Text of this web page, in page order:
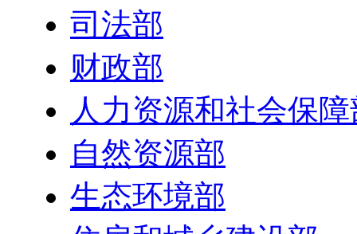
司法部
财政部
人力资源和社会保
自然资源部
生态环境部